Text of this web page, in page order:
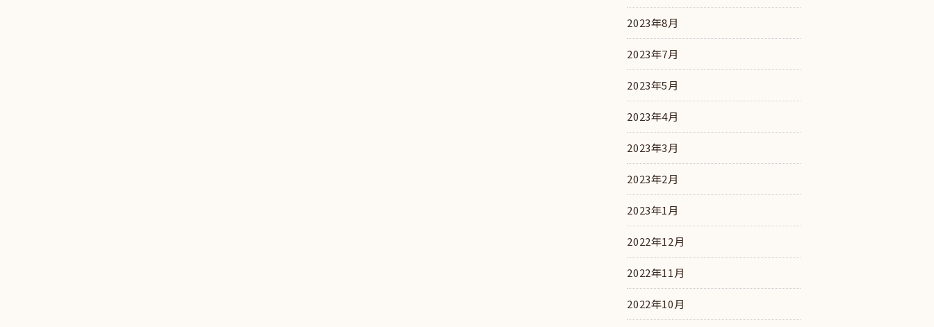
2023年8月
2023年7月
2023年5月
2023年4月
2023年3月
2023年2月
2023年1月
2022年12月
2022年11月
2022年10月